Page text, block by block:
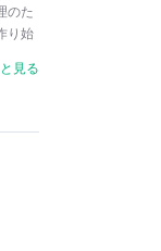
のた
り始
大
見る